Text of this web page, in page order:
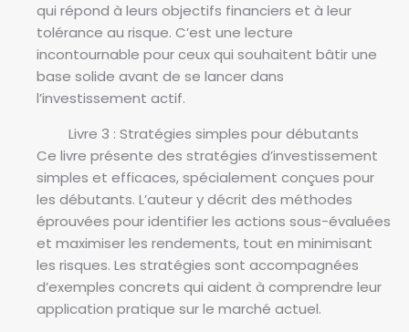
qui répond à leurs objectifs financiers et à leur
tolérance au risque. C’est une lecture
incontournable pour ceux qui souhaitent bâtir une
base solide avant de se lancer dans
l’investissement actif.
Livre 3 : Stratégies simples pour débutants
Ce livre présente des stratégies d’investissement
simples et efficaces, spécialement conçues pour
les débutants. L’auteur y décrit des méthodes
éprouvées pour identifier les actions sous-évaluées
et maximiser les rendements, tout en minimisant
les risques. Les stratégies sont accompagnées
d’exemples concrets qui aident à comprendre leur
application pratique sur le marché actuel.